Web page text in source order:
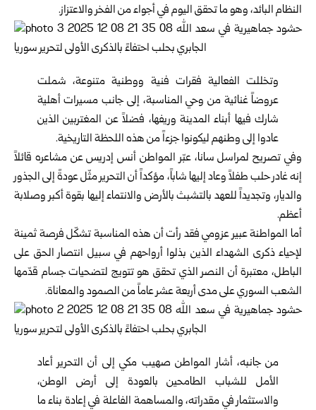
النظام البائد، وهو ما تحقق اليوم في أجواء من الفخر والاعتزاز.
وتخللت الفعالية فقرات فنية ووطنية متنوعة، شملت
عروضاً غنائية من وحي المناسبة، إلى جانب مسيرات أهلية
شارك فيها أبناء المدينة وريفها، فضلاً عن المغتربين الذين
عادوا إلى وطنهم ليكونوا جزءاً من هذه اللحظة التاريخية.
وفي تصريح لمراسل سانا، عبّر المواطن أنس إدريس عن مشاعره قائلاً
إنه غادر حلب طفلاً وعاد إليها شاباً، مؤكداً أن التحرير مثّل عودةً إلى الجذور
والديار، وتجديداً للعهد بالتشبث بالأرض والانتماء إليها بقوة أكبر وصلابة
أعظم.
أما المواطنة عبير عزومي فقد رأت أن هذه المناسبة تشكّل فرصة ثمينة
لإحياء ذكرى الشهداء الذين بذلوا أرواحهم في سبيل انتصار الحق على
الباطل، معتبرة أن النصر الذي تحقق هو تتويج لتضحيات جسام قدّمها
الشعب السوري على مدى أربعة عشر عاماً من الصمود والمعاناة.
من جانبه، أشار المواطن صهيب مكي إلى أن التحرير أعاد
الأمل للشباب الطامحين بالعودة إلى أرض الوطن،
والاستثمار في مقدراته، والمساهمة الفاعلة في إعادة بناء ما